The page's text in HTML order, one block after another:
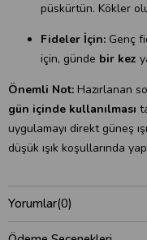
püskürtün. Kökler
Fideler İçin: Genç
için, günde bir kez
Önemli Not: Hazırlanan
gün içinde kullanılması
uygulamayı direkt güneş
düşük ışık koşullarında
Yorumlar(0)